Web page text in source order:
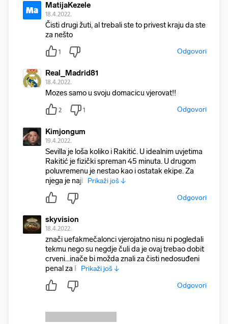
Ma MatijaKezele
18.4.2022.
Čisti drugi žuti, al trebali ste to privest kraju da ste
za nešto
1 Odgovori
Real_Madrid81
18.4.2022.
Mozes samo u svoju domacicu vjerovat!!
2 1 Odgovori
Kimjongum
19.4.2022.
Sevilla je loša koliko i Rakitić. U idealnim uvjetima
Rakitić je fizički spreman 45 minuta. U drugom
poluvremenu je nestao kao i ostatak ekipe. Za
njega je najb Prikaži još ↓
Odgovori
skyvision
18.4.2022.
znači uefakmečalonci vjerojatno nisu ni pogledali
tekmu nego su negdje čuli da je ovaj trebao dobit
crveni...inače bi možda znali za čisti nedosuđeni
penal za R Prikaži još ↓
Odgovori